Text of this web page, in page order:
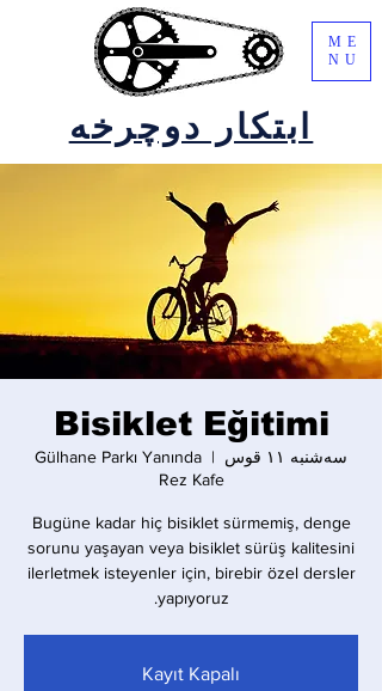
ابتکار دوچرخه
ME
NU
Bisiklet Eğitimi
سه‌شنبه ۱۱ قوس
  |
Gülhane Parkı Yanında
Rez Kafe
Bugüne kadar hiç bisiklet sürmemiş, denge
sorunu yaşayan veya bisiklet sürüş kalitesini
ilerletmek isteyenler için, birebir özel dersler
yapıyoruz.
Kayıt Kapalı